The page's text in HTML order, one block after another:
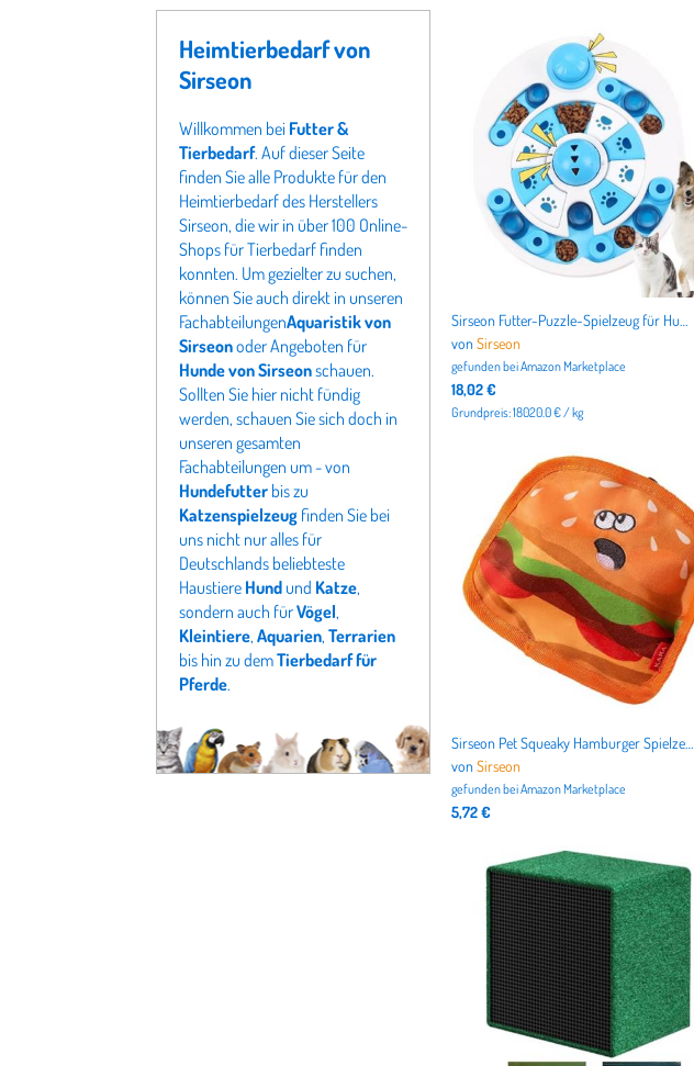
Heimtierbedarf von
Sirseon
Willkommen bei Futter &
Tierbedarf. Auf dieser Seite
finden Sie alle Produkte für den
Heimtierbedarf des Herstellers
Sirseon, die wir in über 100 Online-
Shops für Tierbedarf finden
konnten. Um gezielter zu suchen,
können Sie auch direkt in unseren
FachabteilungenAquaristik von
Sirseonoder Angeboten für
Hunde von Sirseonschauen.
Sollten Sie hier nicht fündig
werden, schauen Sie sich doch in
unseren gesamten
Fachabteilungen um - von
Hundefutter bis zu
Katzenspielzeug finden Sie bei
uns nicht nur alles für
Deutschlands beliebteste
Haustiere Hund und Katze,
sondern auch fürVögel,
Kleintiere, Aquarien, Terrarien
bis hin zu demTierbedarf für
Pferde.
Sirseon Futter-Puzzle-Spielzeug für Hunde, Haustier-Puzzle-Futterteller | Training Interaktiver Futternapf Hund Slow Feeder,Anti-Rutsch-Futterspender, bereicherndes Puzzle-Spielzeug für Haustiere und
vonSirseon
gefunden beiAmazon Marketplace
18,02 €
Grundpreis: 18020.0 € / kg
Sirseon Pet Squeaky Hamburger Spielzeug - Simulation Pommes Frites Weiches Plüsch Molar Spielzeug mit Sound | Food Design Quietschendes Geräusch Spielzeug für Hunde und Katzen, Welpen Molar Spielzeug
vonSirseon
gefunden beiAmazon Marketplace
5,72 €